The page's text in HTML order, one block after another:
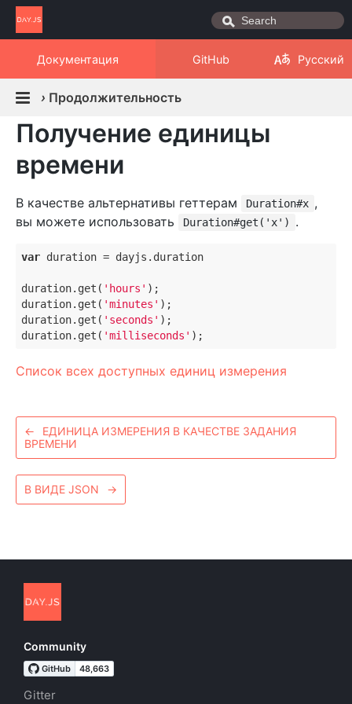
Документация GitHub Русский
› Продолжительность
Получение единицы
времени
В качестве альтернативы геттерам Duration#x ,
вы можете использовать
Duration#get('x') .
var duration = dayjs.duration
duration.get( 'hours' );
duration.get( 'minutes' );
duration.get( 'seconds' );
duration.get( 'milliseconds'
Список всех доступных единиц измерения
←
ЕДИНИЦА ИЗМЕРЕНИЯ В КАЧЕСТВЕ ЗАДАНИЯ
ВРЕМЕНИ
В ВИДЕ JSON →
Community
Gitter